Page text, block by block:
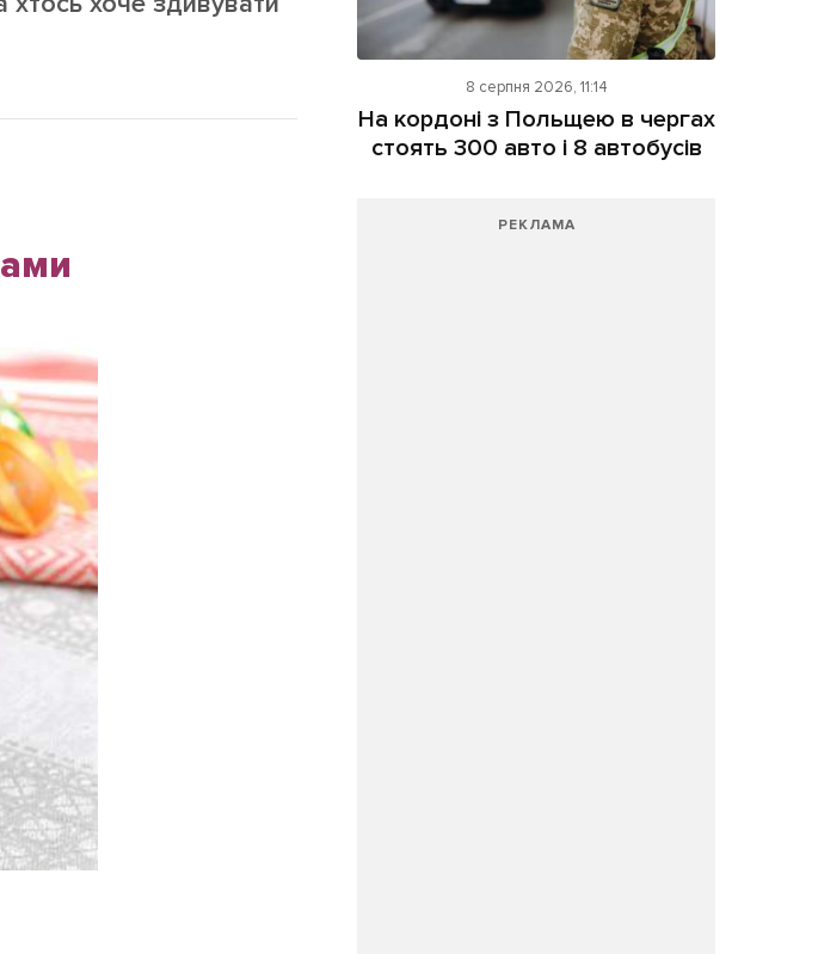
8 серпня 2026, 11:14
На кордоні з Польщею в чергах
стоять 300 авто і 8 автобусів
РЕКЛАМА